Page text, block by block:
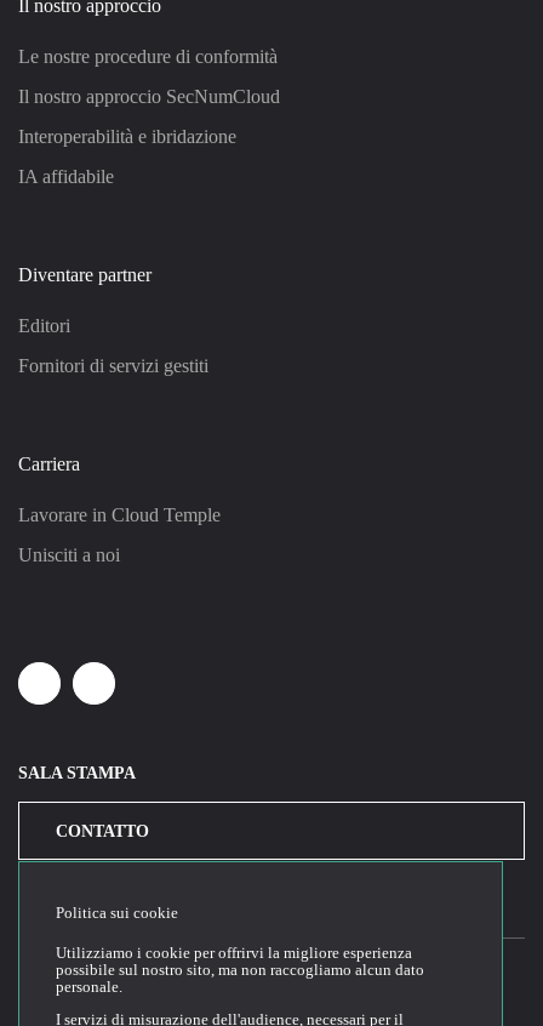
Il nostro approccio
Le nostre procedure di conformità
Il nostro approccio SecNumCloud
Interoperabilità e ibridazione
IA affidabile
Diventare partner
Editori
Fornitori di servizi gestiti
Carriera
Lavorare in Cloud Temple
Unisciti a noi
LinkedinYoutube
SALA STAMPA
CONTATTO
Politica sui cookie
Utilizziamo i cookie per offrirvi la migliore esperienza
possibile sul nostro sito, ma non raccogliamo alcun dato
personale.
I servizi di misurazione dell'audience, necessari per il